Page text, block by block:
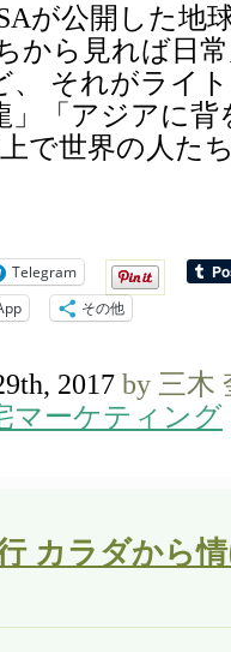
が公開した地
から見れば日
、 それがライ
」「アジアに
で世界の人た
Telegram
その他
2017 by 三木
マーケティング
カラダから